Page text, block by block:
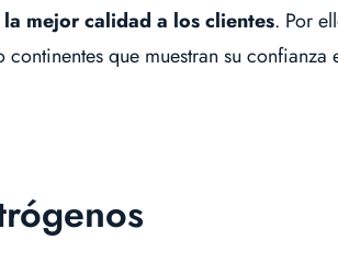
la mejor calidad a los clientes. Por
que muestran su confianza